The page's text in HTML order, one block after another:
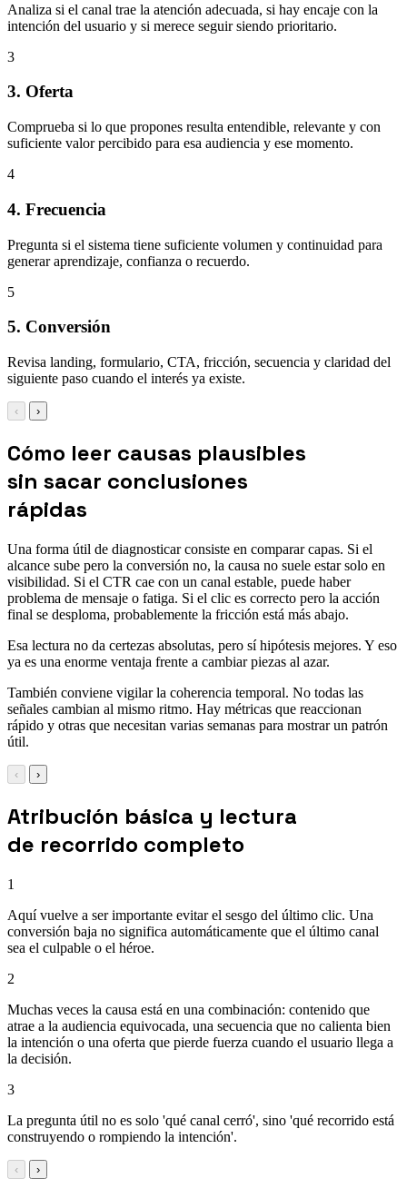
Analiza si el canal trae la atención adecuada, si hay encaje con la
intención del usuario y si merece seguir siendo prioritario.
3
3. Oferta
Comprueba si lo que propones resulta entendible, relevante y con
suficiente valor percibido para esa audiencia y ese momento.
4
4. Frecuencia
Pregunta si el sistema tiene suficiente volumen y continuidad para
generar aprendizaje, confianza o recuerdo.
5
5. Conversión
Revisa landing, formulario, CTA, fricción, secuencia y claridad del
siguiente paso cuando el interés ya existe.
‹ ›
Cómo leer causas plausibles
sin sacar conclusiones
rápidas
Una forma útil de diagnosticar consiste en comparar capas. Si el
alcance sube pero la conversión no, la causa no suele estar solo en
visibilidad. Si el CTR cae con un canal estable, puede haber
problema de mensaje o fatiga. Si el clic es correcto pero la acción
final se desploma, probablemente la fricción está más abajo.
Esa lectura no da certezas absolutas, pero sí hipótesis mejores. Y eso
ya es una enorme ventaja frente a cambiar piezas al azar.
También conviene vigilar la coherencia temporal. No todas las
señales cambian al mismo ritmo. Hay métricas que reaccionan
rápido y otras que necesitan varias semanas para mostrar un patrón
útil.
‹ ›
Atribución básica y lectura
de recorrido completo
1
Aquí vuelve a ser importante evitar el sesgo del último clic. Una
conversión baja no significa automáticamente que el último canal
sea el culpable o el héroe.
2
Muchas veces la causa está en una combinación: contenido que
atrae a la audiencia equivocada, una secuencia que no calienta bien
la intención o una oferta que pierde fuerza cuando el usuario llega a
la decisión.
3
La pregunta útil no es solo 'qué canal cerró', sino 'qué recorrido está
construyendo o rompiendo la intención'.
‹ ›